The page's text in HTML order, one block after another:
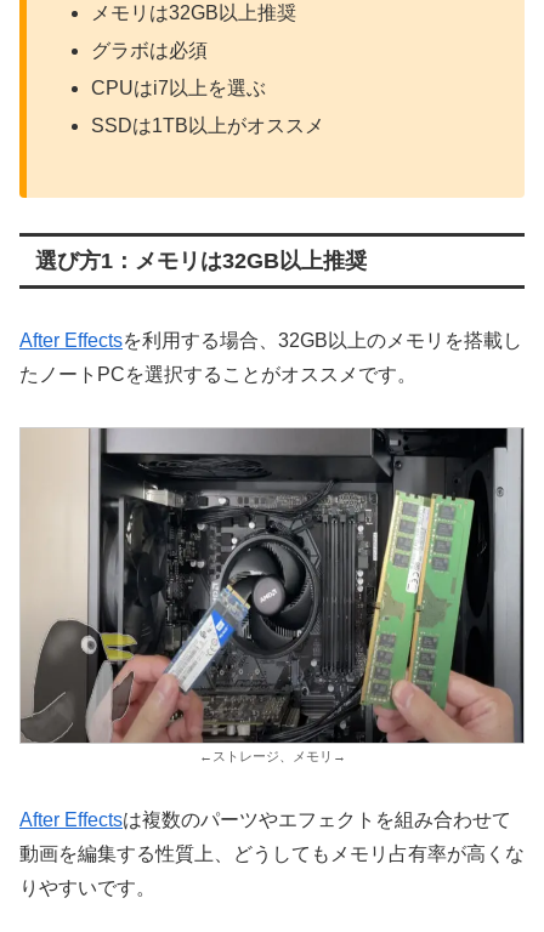
メモリは32GB以上推奨
グラボは必須
CPUはi7以上を選ぶ
SSDは1TB以上がオススメ
選び方1：メモリは32GB以上推奨
After Effectsを利用する場合、32GB以上のメモリを搭載し
たノートPCを選択することがオススメです。
←ストレージ、メモリ→
After Effectsは複数のパーツやエフェクトを組み合わせて
動画を編集する性質上、どうしてもメモリ占有率が高くな
りやすいです。